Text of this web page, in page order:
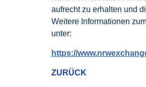
aufrecht zu erhalten und
Weitere Informationen
unter:
https://
ZURÜCK